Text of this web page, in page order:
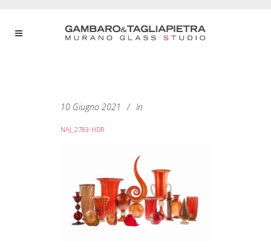
10 Giugno 2021 In
NAJ_2783-HDR